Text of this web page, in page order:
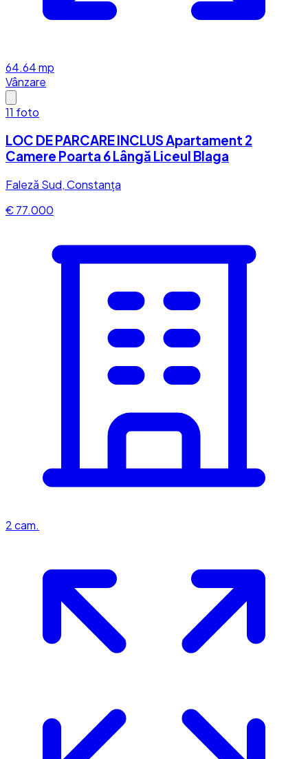
64.64mp
Vânzare
11 foto
LOC DE PARCARE INCLUS Apartament 2
Camere Poarta 6 Lângă Liceul Blaga
Faleză Sud, Constanța
€ 77.000
2cam.